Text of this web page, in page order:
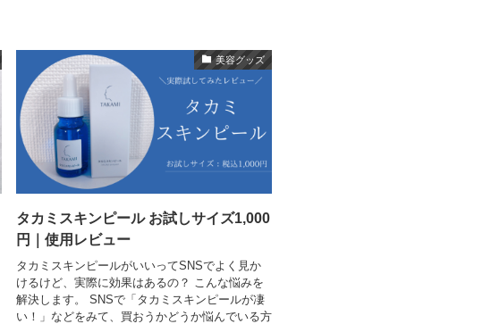
美容グッズ
タカミスキンピール お試しサイズ1,000
円｜使用レビュー
タカミスキンピールがいいってSNSでよく見か
けるけど、実際に効果はあるの？ こんな悩みを
解決します。 SNSで「タカミスキンピールが凄
い！」などをみて、買おうかどうか悩んでいる方